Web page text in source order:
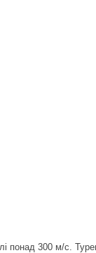
понад 300 м/с.